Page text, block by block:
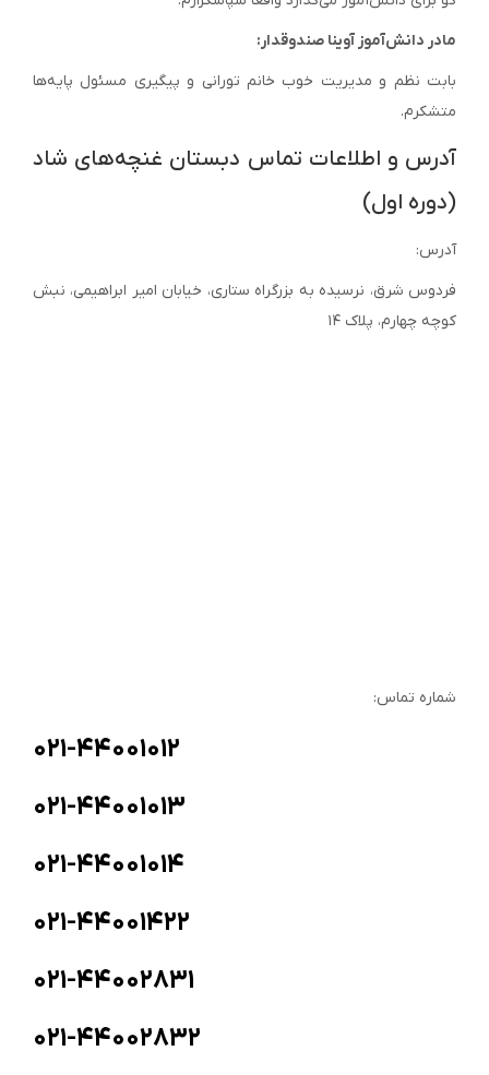
مادر دانش‌آموز آوینا صندوقدار:
بابت نظم و مدیریت خوب خانم تورانی و پیگیری مسئول پایه‌ها
متشکرم.
آدرس و اطلاعات تماس دبستان غنچه‌های شاد
(دوره اول)
آدرس:
فردوس شرق، نرسیده به بزرگراه ستاری، خیابان امیر ابراهیمی، نبش
کوچه چهارم، پلاک ۱۴
شماره تماس:
۰۲۱-۴۴۰۰۱۰۱۲
۰۲۱-۴۴۰۰۱۰۱۳
۰۲۱-۴۴۰۰۱۰۱۴
۰۲۱-۴۴۰۰۱۴۲۲
۰۲۱-۴۴۰۰۲۸۳۱
۰۲۱-۴۴۰۰۲۸۳۲